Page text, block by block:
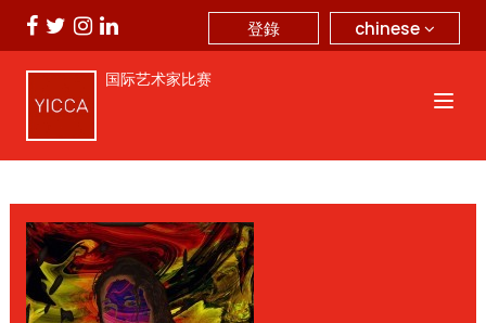
chinese
登錄
国际艺术家比赛